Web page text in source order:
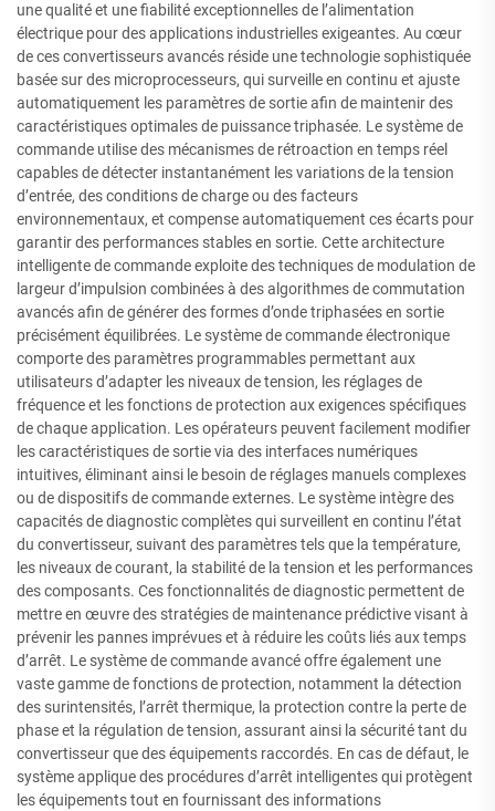
une qualité et une fiabilité exceptionnelles de l’alimentation
électrique pour des applications industrielles exigeantes. Au cœur
de ces convertisseurs avancés réside une technologie sophistiquée
basée sur des microprocesseurs, qui surveille en continu et ajuste
automatiquement les paramètres de sortie afin de maintenir des
caractéristiques optimales de puissance triphasée. Le système de
commande utilise des mécanismes de rétroaction en temps réel
capables de détecter instantanément les variations de la tension
d’entrée, des conditions de charge ou des facteurs
environnementaux, et compense automatiquement ces écarts pour
garantir des performances stables en sortie. Cette architecture
intelligente de commande exploite des techniques de modulation de
largeur d’impulsion combinées à des algorithmes de commutation
avancés afin de générer des formes d’onde triphasées en sortie
précisément équilibrées. Le système de commande électronique
comporte des paramètres programmables permettant aux
utilisateurs d’adapter les niveaux de tension, les réglages de
fréquence et les fonctions de protection aux exigences spécifiques
de chaque application. Les opérateurs peuvent facilement modifier
les caractéristiques de sortie via des interfaces numériques
intuitives, éliminant ainsi le besoin de réglages manuels complexes
ou de dispositifs de commande externes. Le système intègre des
capacités de diagnostic complètes qui surveillent en continu l’état
du convertisseur, suivant des paramètres tels que la température,
les niveaux de courant, la stabilité de la tension et les performances
des composants. Ces fonctionnalités de diagnostic permettent de
mettre en œuvre des stratégies de maintenance prédictive visant à
prévenir les pannes imprévues et à réduire les coûts liés aux temps
d’arrêt. Le système de commande avancé offre également une
vaste gamme de fonctions de protection, notamment la détection
des surintensités, l’arrêt thermique, la protection contre la perte de
phase et la régulation de tension, assurant ainsi la sécurité tant du
convertisseur que des équipements raccordés. En cas de défaut, le
système applique des procédures d’arrêt intelligentes qui protègent
les équipements tout en fournissant des informations